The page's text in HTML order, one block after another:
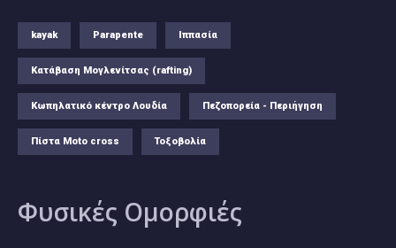
kayak Parapente Ιππασία
Κατάβαση Μογλενίτσας (rafting)
Κωπηλατικό κέντρο Λουδία Πεζοπορεία - Περιήγηση
Πίστα Moto cross Τοξοβολία
Φυσικές Ομορφιές